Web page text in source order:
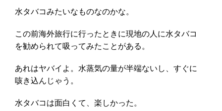
水タバコみたいなものなのかな。
この前海外旅行に行ったときに現地の人に水タバコ
を勧められて吸ってみたことがある。
あれはヤバイよ。水蒸気の量が半端ないし、すぐに
咳き込んじゃう。
水タバコは面白くて、楽しかった。